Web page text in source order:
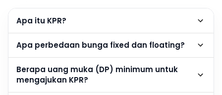
Apa itu KPR?
Apa perbedaan bunga fixed dan floating?
Berapa uang muka (DP) minimum untuk
mengajukan KPR?